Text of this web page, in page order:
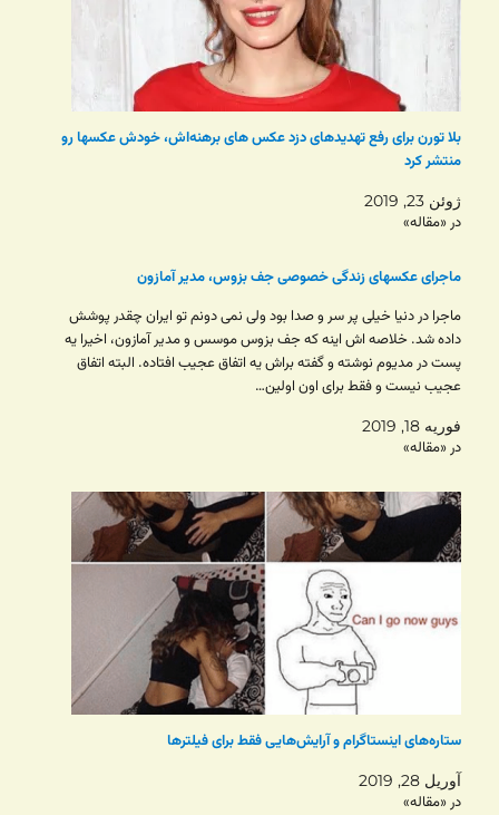
بلا تورن برای رفع تهدیدهای دزد عکس های برهنه‌اش، خودش عکسها رو
منتشر کرد
ژوئن 23, 2019
در «مقاله»
ماجرای عکسهای زندگی خصوصی جف بزوس، مدیر آمازون
ماجرا در دنیا خیلی پر سر و صدا بود ولی نمی دونم تو ایران چقدر پوشش
داده شد. خلاصه اش اینه که جف بزوس موسس و مدیر آمازون، اخیرا یه
پست در مدیوم نوشته و گفته براش یه اتفاق عجیب افتاده. البته اتفاق
عجیب نیست و فقط برای اون اولین…
فوریه 18, 2019
در «مقاله»
ستاره‌های اینستاگرام و آرایش‌هایی فقط برای فیلترها
آوریل 28, 2019
در «مقاله»